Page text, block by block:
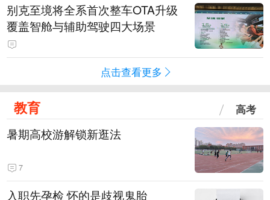
别克至境将全系首次整车OTA升级
覆盖智舱与辅助驾驶四大场景
点击查看更多
教育 高考
暑期高校游解锁新逛法
7
入职先孕检 怀的是歧视鬼胎